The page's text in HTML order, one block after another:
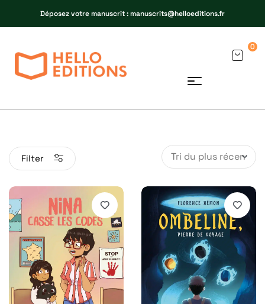
Déposez votre manuscrit : manuscrits@helloeditions.fr
0
Filter